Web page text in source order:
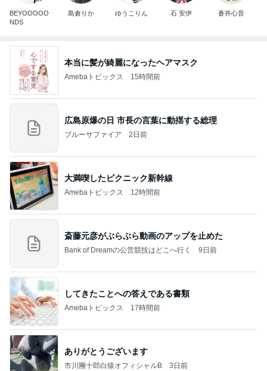
BEYOOOOO
NDS
島倉りか ゆうこりん 石 安伊 蒼井心音
本当に髪が綺麗になったヘアマスク
Amebaトピックス 15時間前
広島原爆の日 市長の言葉に動揺する総理
ブルーサファイア 2日前
大満喫したピクニック新幹線
Amebaトピックス 12時間前
斎藤元彦がぶらぶら動画のアップを止めた
Bank of Dreamの公営競技はどこへ行く 9日前
してきたことへの答えである書類
Amebaトピックス 17時間前
ありがとうございます
市川團十郎白猿オフィシャルB 3日前